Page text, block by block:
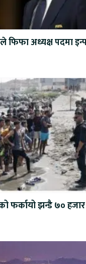
फिफा अध्यक्ष पदमा
फर्कायो झन्डै ७०